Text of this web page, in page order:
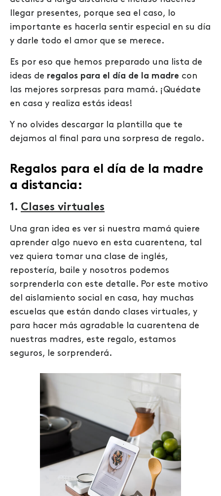
llegar presentes, porque sea el caso, lo
importante es hacerla sentir especial en su día
y darle todo el amor que se merece.
Es por eso que hemos preparado una lista de
ideas de regalos para el día de la madre con
las mejores sorpresas para mamá. ¡Quédate
en casa y realiza estás ideas!
Y no olvides descargar la plantilla que te
dejamos al final para una sorpresa de regalo.
Regalos para el día de la madre
a distancia:
1. Clases virtuales
Una gran idea es ver si nuestra mamá quiere
aprender algo nuevo en esta cuarentena, tal
vez quiera tomar una clase de inglés,
repostería, baile y nosotros podemos
sorprenderla con este detalle. Por este motivo
del aislamiento social en casa, hay muchas
escuelas que están dando clases virtuales, y
para hacer más agradable la cuarentena de
nuestras madres, este regalo, estamos
seguros, le sorprenderá.